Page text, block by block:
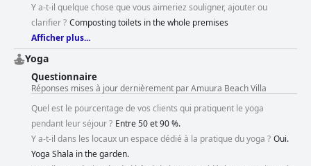
Y a-t-il quelque chose que vous aimeriez souligner, ajouter ou
clarifier ? Composting toilets in the whole premises
Afficher plus...
Yoga
Questionnaire
Réponses mises à jour dernièrement par Amuura Beach Villa
Quel est le pourcentage de vos clients qui pratiquent le yoga
pendant leur séjour ? Entre 50 et 90 %.
Y a-t-il dans les locaux un espace dédié à la pratique du yoga ? Oui.
Yoga Shala in the garden.